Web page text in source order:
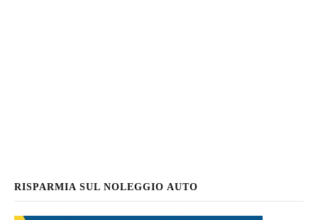
RISPARMIA SUL NOLEGGIO AUTO